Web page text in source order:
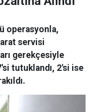
operasyonla,
servisi
gerekçesiyle
tutuklandı, 2'si ise